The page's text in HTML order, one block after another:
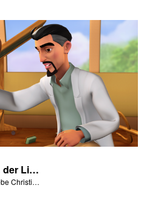
Die Botschaft von der Liebe Christi für uns mit Szenen von „Am Anfang“.
Die Botschaft von der Liebe Christi für uns mit Szenen von „Am Anfang“.